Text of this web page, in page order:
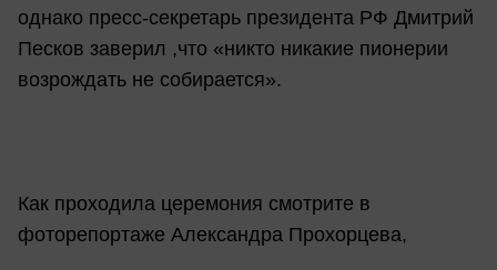
однако пресс-секретарь президента РФ Дмитрий
Песков заверил ,что «никто никакие пионерии
возрождать не собирается».
Как проходила церемония смотрите в
фоторепортаже Александра Прохорцева,